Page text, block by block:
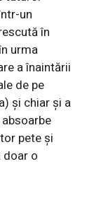
un
în
urma
a înaintării
de pe
și chiar și a
pete și
o